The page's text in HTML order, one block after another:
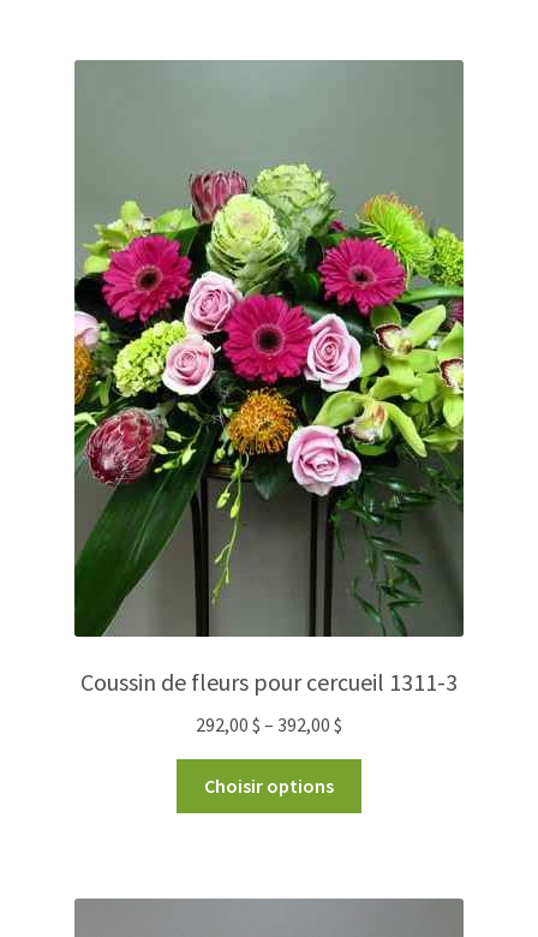
Coussin de fleurs pour cercueil 1311-3
292,00 $ – 392,00 $
Choisir options